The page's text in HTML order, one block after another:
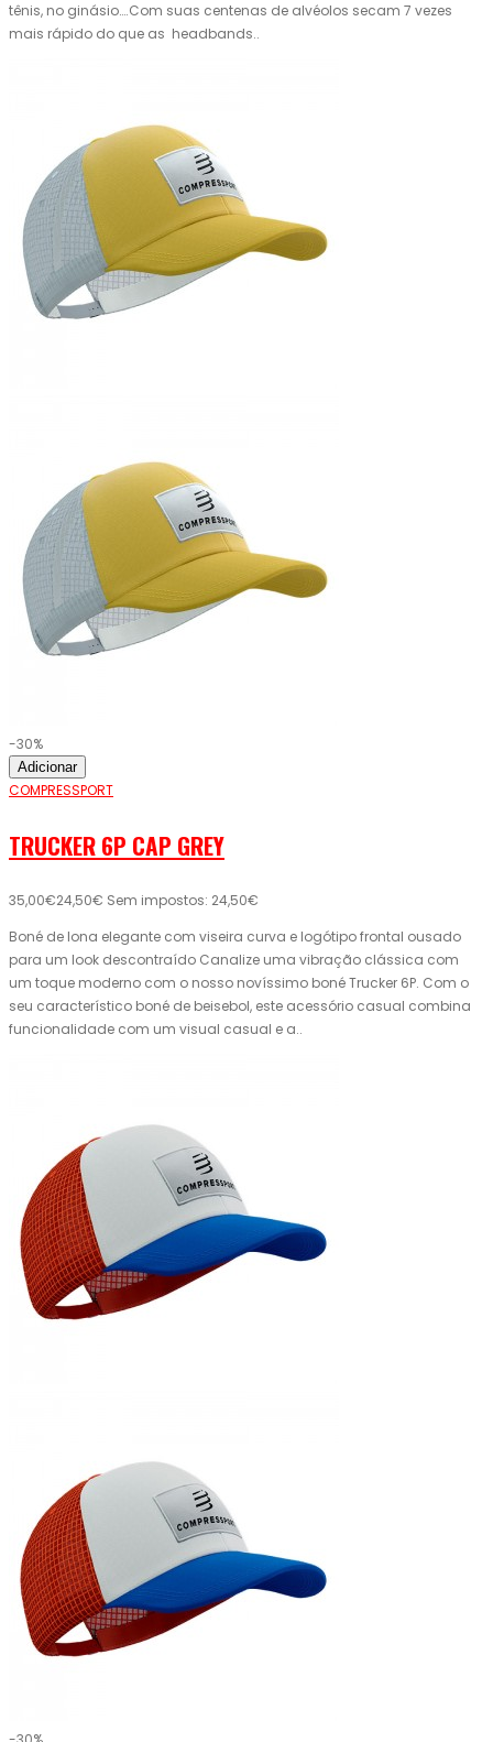
tênis, no ginásio….Com suas centenas de alvéolos secam 7 vezes
mais rápido do que as headbands..
-30%
Adicionar
COMPRESSPORT
TRUCKER 6P CAP GREY
35,00€24,50€ Sem impostos: 24,50€
Boné de lona elegante com viseira curva e logótipo frontal ousado
para um look descontraído Canalize uma vibração clássica com
um toque moderno com o nosso novíssimo boné Trucker 6P. Com o
seu característico boné de beisebol, este acessório casual combina
funcionalidade com um visual casual e a..